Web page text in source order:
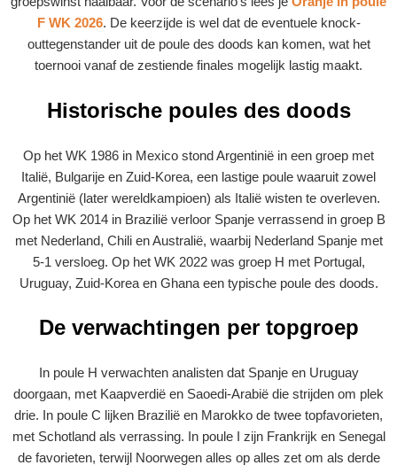
F WK 2026. De keerzijde is wel dat de eventuele knock-
outtegenstander uit de poule des doods kan komen, wat het
toernooi vanaf de zestiende finales mogelijk lastig maakt.
Historische poules des doods
Op het WK 1986 in Mexico stond Argentinië in een groep met
Italië, Bulgarije en Zuid-Korea, een lastige poule waaruit zowel
Argentinië (later wereldkampioen) als Italië wisten te overleven.
Op het WK 2014 in Brazilië verloor Spanje verrassend in groep B
met Nederland, Chili en Australië, waarbij Nederland Spanje met
5-1 versloeg. Op het WK 2022 was groep H met Portugal,
Uruguay, Zuid-Korea en Ghana een typische poule des doods.
De verwachtingen per topgroep
In poule H verwachten analisten dat Spanje en Uruguay
doorgaan, met Kaapverdië en Saoedi-Arabië die strijden om plek
drie. In poule C lijken Brazilië en Marokko de twee topfavorieten,
met Schotland als verrassing. In poule I zijn Frankrijk en Senegal
de favorieten, terwijl Noorwegen alles op alles zet om als derde